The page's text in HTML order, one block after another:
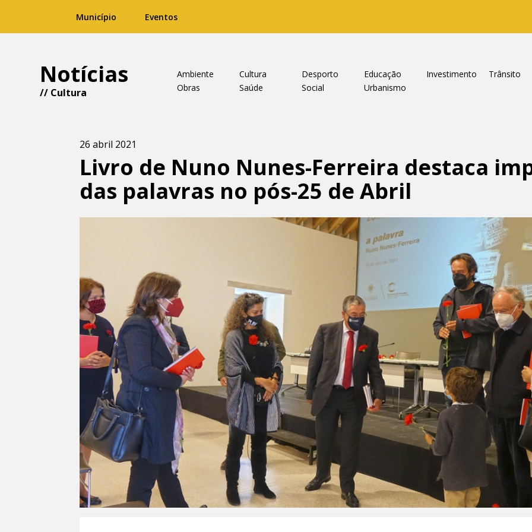
Município Eventos
Notícias
// Cultura
Ambiente Cultura Desporto Educação Investimento
Trânsito
Obras
Saúde Social Urbanismo
26 abril 2021
Livro de Nuno Nunes-Ferreira destaca
das palavras no pós-25 de Abril